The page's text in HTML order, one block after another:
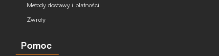
Metody dostawy i płatności
Zwroty
Pomoc